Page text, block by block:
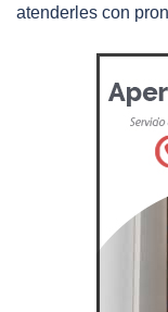
atenderles con